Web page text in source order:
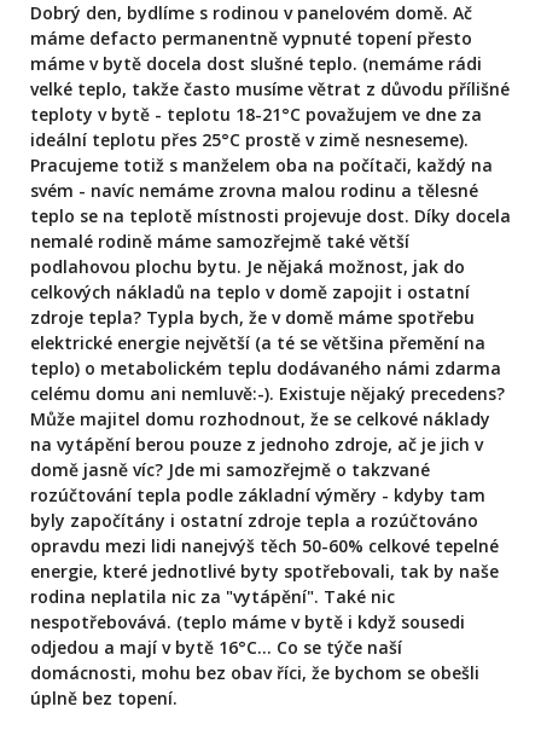
Dobrý den, bydlíme s rodinou v panelovém domě. Ač
máme defacto permanentně vypnuté topení přesto
máme v bytě docela dost slušné teplo. (nemáme rádi
velké teplo, takže často musíme větrat z důvodu přílišné
teploty v bytě - teplotu 18-21°C považujem ve dne za
ideální teplotu přes 25°C prostě v zimě nesneseme).
Pracujeme totiž s manželem oba na počítači, každý na
svém - navíc nemáme zrovna malou rodinu a tělesné
teplo se na teplotě místnosti projevuje dost. Díky docela
nemalé rodině máme samozřejmě také větší
podlahovou plochu bytu. Je nějaká možnost, jak do
celkových nákladů na teplo v domě zapojit i ostatní
zdroje tepla? Typla bych, že v domě máme spotřebu
elektrické energie největší (a té se většina přemění na
teplo) o metabolickém teplu dodávaného námi zdarma
celému domu ani nemluvě:-). Existuje nějaký precedens?
Může majitel domu rozhodnout, že se celkové náklady
na vytápění berou pouze z jednoho zdroje, ač je jich v
domě jasně víc? Jde mi samozřejmě o takzvané
rozúčtování tepla podle základní výměry - kdyby tam
byly započítány i ostatní zdroje tepla a rozúčtováno
opravdu mezi lidi nanejvýš těch 50-60% celkové tepelné
energie, které jednotlivé byty spotřebovali, tak by naše
rodina neplatila nic za "vytápění". Také nic
nespotřebovává. (teplo máme v bytě i když sousedi
odjedou a mají v bytě 16°C... Co se týče naší
domácnosti, mohu bez obav říci, že bychom se obešli
úplně bez topení.